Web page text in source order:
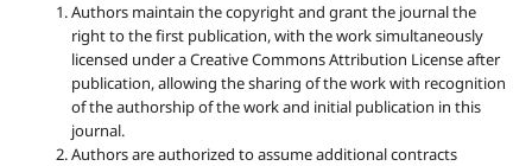
Authors maintain the copyright and grant the journal the
right to the first publication, with the work simultaneously
licensed under a Creative Commons Attribution License after
publication, allowing the sharing of the work with recognition
of the authorship of the work and initial publication in this
journal.
Authors are authorized to assume additional contracts